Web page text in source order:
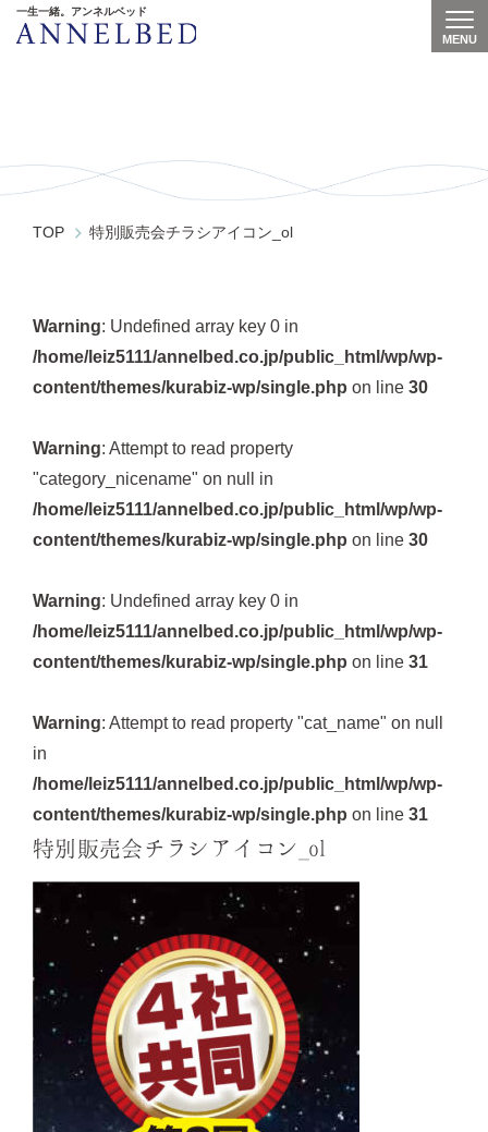
一生一緒。アンネルベッド
MENU
TOP 特別販売会チラシアイコン_ol
Warning: Undefined array key 0 in
/home/leiz5111/annelbed.co.jp/public_html/wp/wp-
content/themes/kurabiz-wp/single.php on line 30
Warning: Attempt to read property
"category_nicename" on null in
/home/leiz5111/annelbed.co.jp/public_html/wp/wp-
content/themes/kurabiz-wp/single.php on line 30
Warning: Undefined array key 0 in
/home/leiz5111/annelbed.co.jp/public_html/wp/wp-
content/themes/kurabiz-wp/single.php on line 31
Warning: Attempt to read property "cat_name" on null
in
/home/leiz5111/annelbed.co.jp/public_html/wp/wp-
content/themes/kurabiz-wp/single.php on line 31
特別販売会チラシアイコン_ol